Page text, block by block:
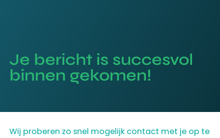
Je bericht is succesvol
binnen gekomen!
Wij proberen zo snel mogelijk contact met je op te